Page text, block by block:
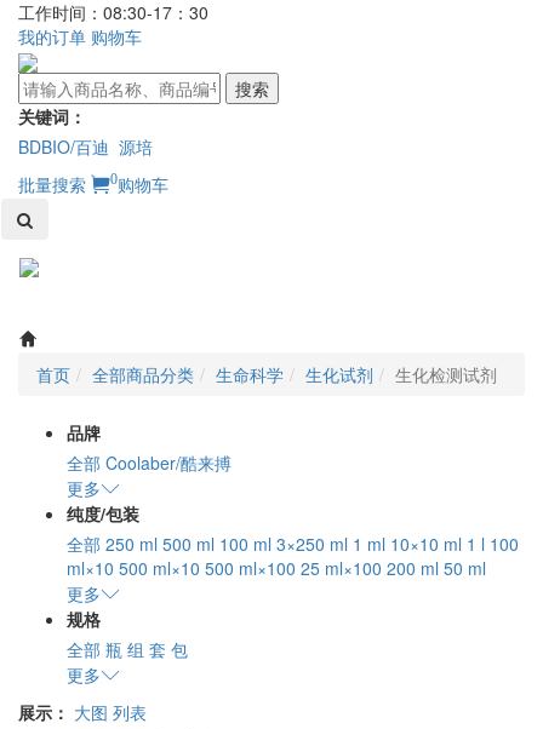
工作时间：08:30-17：30
我的订单 购物车
搜索
关键词：
BDBIO/百迪 源培
批量搜索
0购物车
首页 全部商品分类 生命科学 生化试剂 生化检测试剂
品牌
全部 Coolaber/酷来搏
更多
纯度/包装
全部 250 ml 500 ml 100 ml 3×250 ml 1 ml 10×10 ml 1 l 100
ml×10 500 ml×10 500 ml×100 25 ml×100 200 ml 50 ml
更多
规格
全部 瓶 组 套 包
更多
展示： 大图 列表